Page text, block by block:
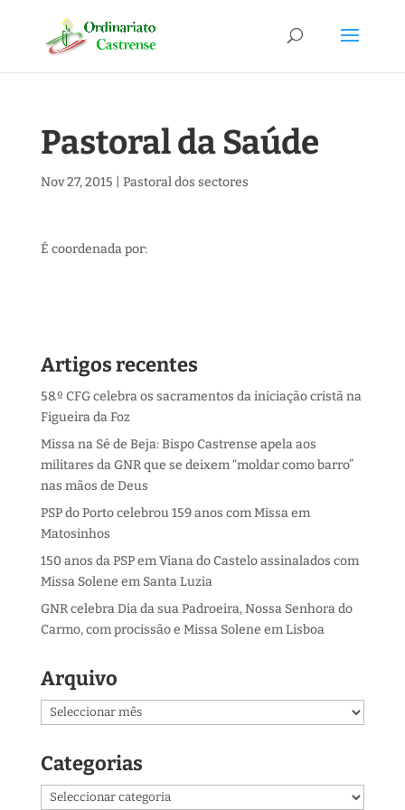
Pastoral da Saúde
Nov 27, 2015 Pastoral dos sectores
É coordenada por:
Artigos recentes
58.º CFG celebra os sacramentos da iniciação cristã na
Figueira da Foz
Missa na Sé de Beja: Bispo Castrense apela aos
militares da GNR que se deixem “moldar como barro”
nas mãos de Deus
PSP do Porto celebrou 159 anos com Missa em
Matosinhos
150 anos da PSP em Viana do Castelo assinalados com
Missa Solene em Santa Luzia
GNR celebra Dia da sua Padroeira, Nossa Senhora do
Carmo, com procissão e Missa Solene em Lisboa
Arquivo
Arquivo
Categorias
Categorias